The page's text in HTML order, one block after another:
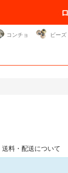
コンチョ ビーズ
送料・配送について